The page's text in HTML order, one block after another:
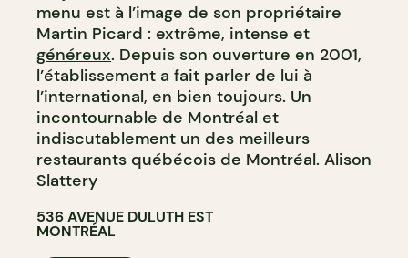
menu est à l’image de son propriétaire
Martin Picard : extrême, intense et
généreux. Depuis son ouverture en 2001,
l’établissement a fait parler de lui à
l’international, en bien toujours. Un
incontournable de Montréal et
indiscutablement un des meilleurs
restaurants québécois de Montréal. Alison
Slattery
536 AVENUE DULUTH EST
MONTRÉAL